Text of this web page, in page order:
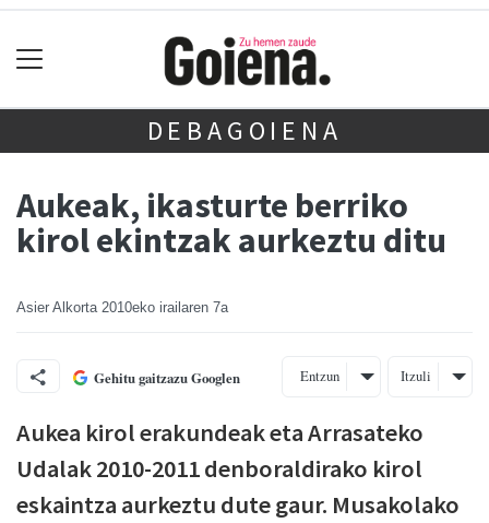
DEBAGOIENA
Aukeak, ikasturte berriko
kirol ekintzak aurkeztu ditu
Asier Alkorta 2010eko irailaren 7a
Gehitu gaitzazu Googlen Entzun Itzuli
Aukea kirol erakundeak eta Arrasateko
Udalak 2010-2011 denboraldirako kirol
eskaintza aurkeztu dute gaur. Musakolako